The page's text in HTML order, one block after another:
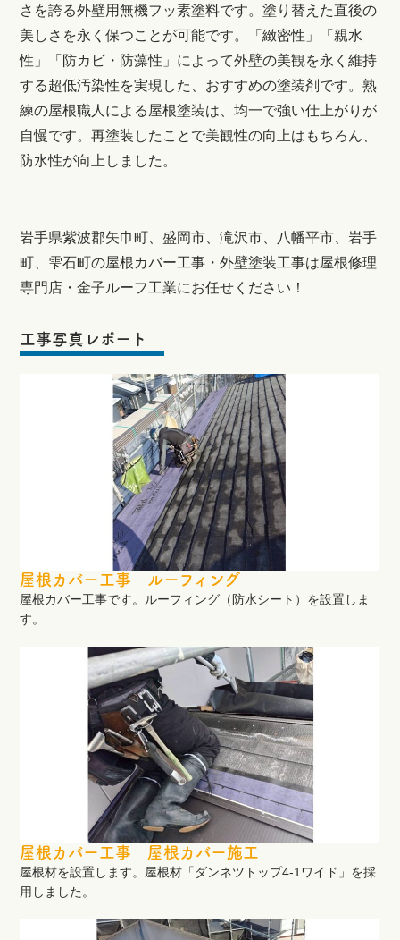
さを誇る外壁用無機フッ素塗料です。塗り替えた直後の
美しさを永く保つことが可能です。「緻密性」「親水
性」「防カビ・防藻性」によって外壁の美観を永く維持
する超低汚染性を実現した、おすすめの塗装剤です。熟
練の屋根職人による屋根塗装は、均一で強い仕上がりが
自慢です。再塗装したことで美観性の向上はもちろん、
防水性が向上しました。
岩手県紫波郡矢巾町、盛岡市、滝沢市、八幡平市、岩手
町、雫石町の屋根カバー工事・外壁塗装工事は屋根修理
専門店・金子ルーフ工業にお任せください！
工事写真レポート
屋根カバー工事 ルーフィング
屋根カバー工事です。ルーフィング（防水シート）を設置しま
す。
屋根カバー工事 屋根カバー施工
屋根材を設置します。屋根材「ダンネツトップ4-1ワイド」を採
用しました。